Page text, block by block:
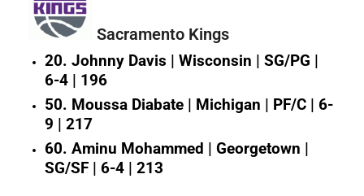
Sacramento Kings
20. Johnny Davis | Wisconsin | SG/PG |
6-4 | 196
50. Moussa Diabate | Michigan | PF/C | 6-
9 | 217
60. Aminu Mohammed | Georgetown |
SG/SF | 6-4 | 213